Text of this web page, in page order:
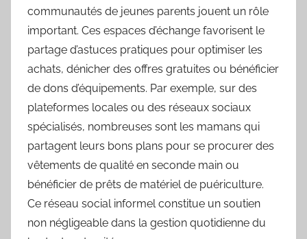
communautés de jeunes parents jouent un rôle
important. Ces espaces d’échange favorisent le
partage d’astuces pratiques pour optimiser les
achats, dénicher des offres gratuites ou bénéficier
de dons d’équipements. Par exemple, sur des
plateformes locales ou des réseaux sociaux
spécialisés, nombreuses sont les mamans qui
partagent leurs bons plans pour se procurer des
vêtements de qualité en seconde main ou
bénéficier de prêts de matériel de puériculture.
Ce réseau social informel constitue un soutien
non négligeable dans la gestion quotidienne du